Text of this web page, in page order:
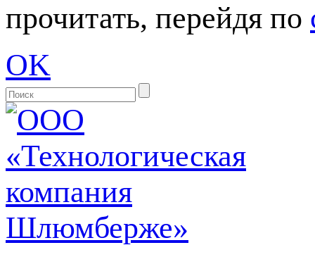
прочитать, перейдя по
OK